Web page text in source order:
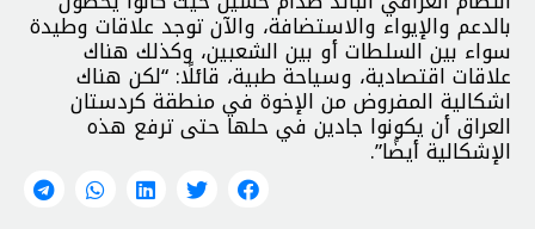
بالدعم والإيواء والاستضافة، والآن توجد علاقات وطيدة
سواء بين السلطات أو بين الشعبين، وكذلك هناك
علاقات اقتصادية، وسياحة طبية، قائلًا: “لكن هناك
اشكالية المفروض من الإخوة في منطقة كردستان
العراق أن يكونوا جادين في حلها حتى ترفع هذه
الإشكالية أيضًا”.